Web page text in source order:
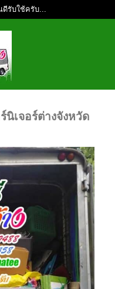
ดีรับใช้ครับ...
นิเจอร์ต่างจังหวัด